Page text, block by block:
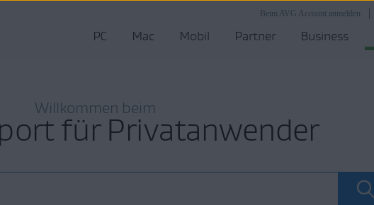
Beim AVG Account anmelden
PC Mac Mobil Partner Business
Willkommen beim
für Privatanwender